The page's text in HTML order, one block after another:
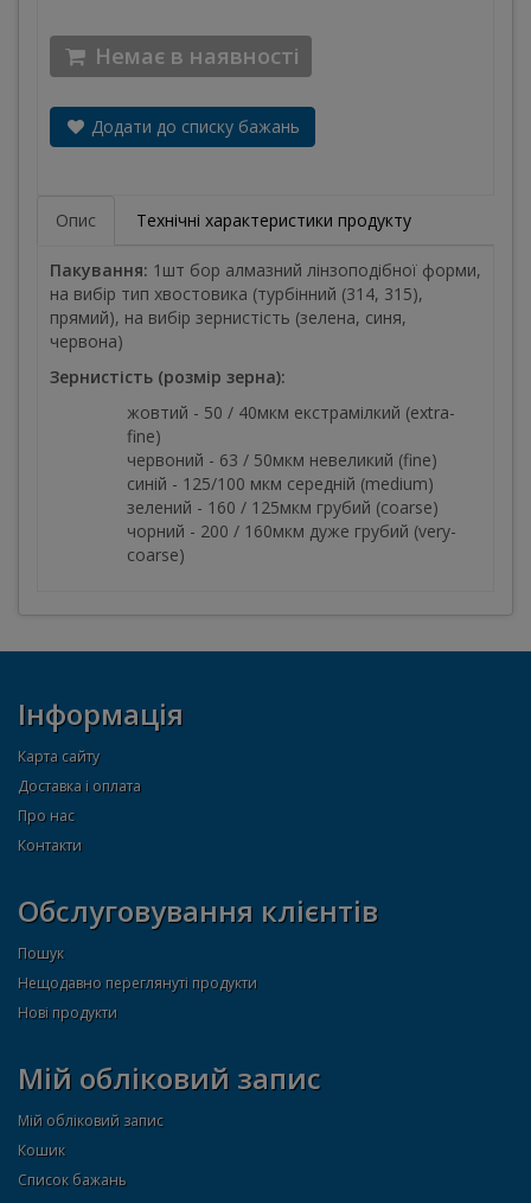
Немає в наявності
Додати до списку бажань
Опис Технічні характеристики продукту
Пакування: 1шт бор алмазний лінзоподібної форми,
на вибір тип хвостовика (турбінний (314, 315),
прямий), на вибір зернистість (зелена, синя,
червона)
Зернистість (розмір зерна):
жовтий - 50 / 40мкм екстрамілкий (extra-
fine)
червоний - 63 / 50мкм невеликий (fine)
синій - 125/100 мкм середній (medium)
зелений - 160 / 125мкм грубий (coarse)
чорний - 200 / 160мкм дуже грубий (very-
coarse)
Інформація
Карта сайту
Доставка і оплата
Про нас
Контакти
Обслуговування клієнтів
Пошук
Нещодавно переглянуті продукти
Нові продукти
Мій обліковий запис
Мій обліковий запис
Кошик
Список бажань